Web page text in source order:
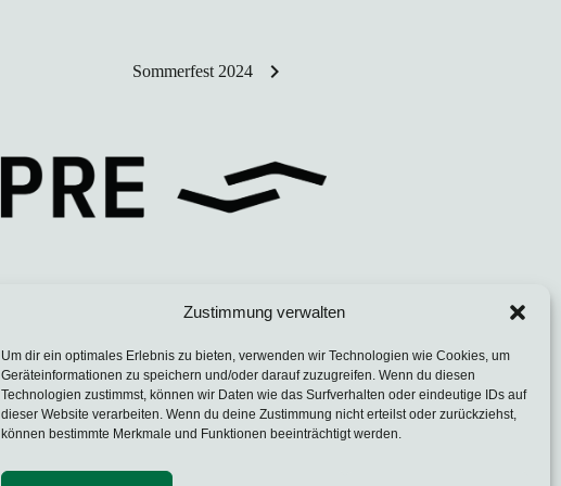
Zustimmung verwalten
Um dir ein optimales Erlebnis zu bieten, verwenden wir Technologien wie Cookies, um
Geräteinformationen zu speichern und/oder darauf zuzugreifen. Wenn du diesen
Technologien zustimmst, können wir Daten wie das Surfverhalten oder eindeutige IDs auf
dieser Website verarbeiten. Wenn du deine Zustimmung nicht erteilst oder zurückziehst,
können bestimmte Merkmale und Funktionen beeinträchtigt werden.
Sommerfest 2024 chevron_right